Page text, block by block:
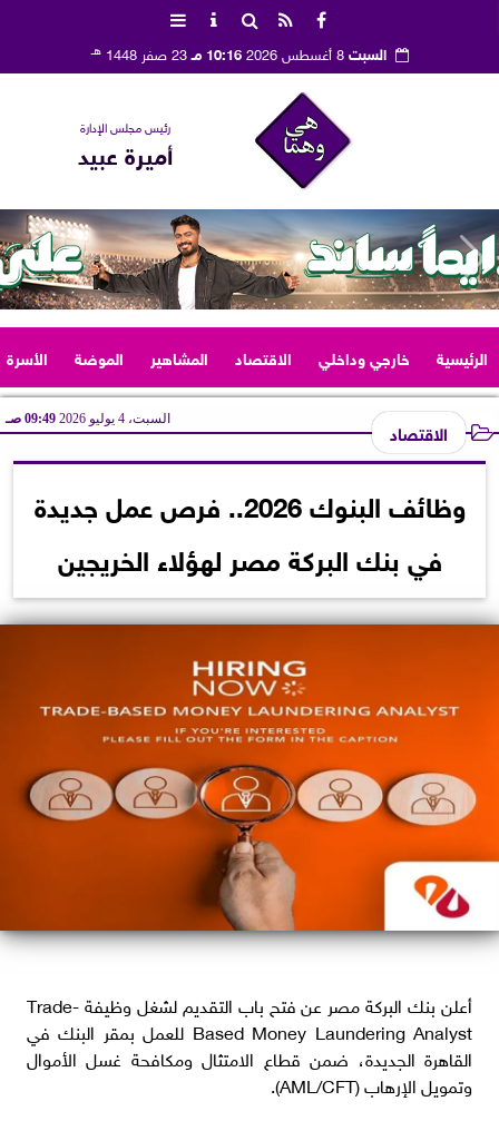
السبت8 أغسطس 2026 10:16 مـ 23 صفر 1448 هـ
رئيس مجلس الإدارة
أميرة عبيد
الرئيسية خارجي وداخلي الاقتصاد المشاهير الموضة الأسرة
الاقتصاد السبت، 4 يوليو 2026 09:49 صـ
وظائف البنوك 2026.. فرص عمل جديدة
في بنك البركة مصر لهؤلاء الخريجين
أعلن بنك البركة مصر عن فتح باب التقديم لشغل وظيفة Trade-
Based Money Laundering Analyst للعمل بمقر البنك في
القاهرة الجديدة، ضمن قطاع الامتثال ومكافحة غسل الأموال
وتمويل الإرهاب (AML/CFT).